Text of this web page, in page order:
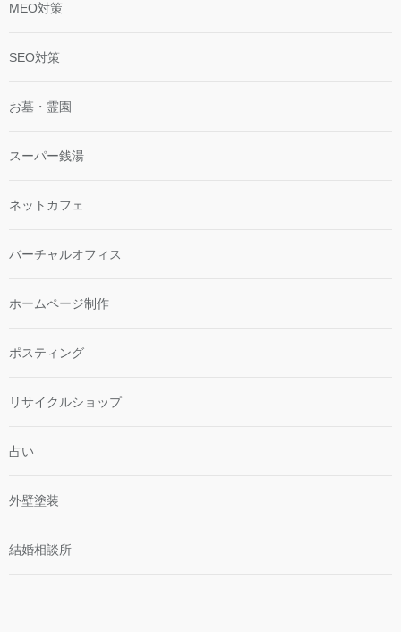
MEO対策
SEO対策
お墓・霊園
スーパー銭湯
ネットカフェ
バーチャルオフィス
ホームページ制作
ポスティング
リサイクルショップ
占い
外壁塗装
結婚相談所